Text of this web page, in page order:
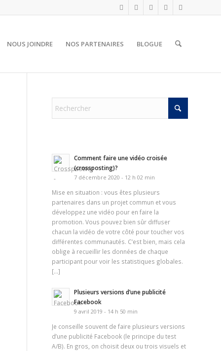
NOUS JOINDRE NOS PARTENAIRES BLOGUE
Comment faire une vidéo croisée
(crossposting)?
7 décembre 2020 - 12 h 02 min
Mise en situation : vous êtes plusieurs
partenaires dans un projet commun et vous
développez une vidéo pour en faire la
promotion. Vous pouvez bien sûr diffuser
chacun la vidéo de votre côté pour toucher vos
différentes communautés. C’est bien, mais cela
oblige à recueillir les données de chaque
participant pour voir les statistiques globales.
[…]
Plusieurs versions d’une publicité
Facebook
9 avril 2019 - 14 h 50 min
Je conseille souvent de faire plusieurs versions
d’une publicité Facebook (le principe du test
A/B). En gros, on choisit deux ou trois visuels et